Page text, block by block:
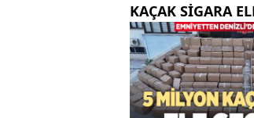
KAÇAK SIGARA